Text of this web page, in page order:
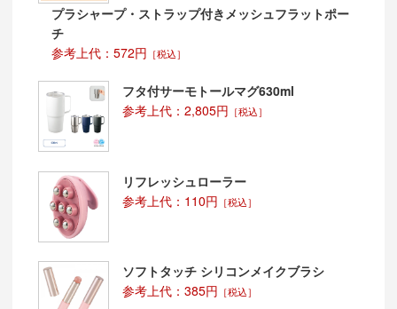
プラシャープ・ストラップ付きメッシュフラットポー
チ
参考上代：572円 ［税込］
フタ付サーモトールマグ630ml
参考上代：2,805円 ［税込］
リフレッシュローラー
参考上代：110円 ［税込］
ソフトタッチ シリコンメイクブラシ
参考上代：385円 ［税込］